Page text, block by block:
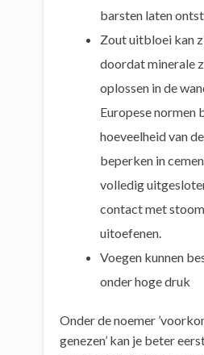
barsten laten
Zout uitbloei kan
doordat minerale
oplossen in de
Europese normen
hoeveelheid van
beperken in
volledig
contact met
uitoefenen.
Voegen kunnen
onder hoge druk
Onder de noemer
genezen’ kan je beter